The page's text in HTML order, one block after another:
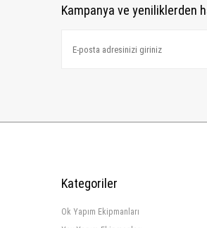
Kampanya ve yeniliklerden
Kategoriler
Ok Yapım Ekipmanları